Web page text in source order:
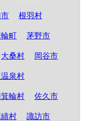
根羽村
町 茅野市
大桑村 岡谷市
泉村
輪村 佐久市
村 諏訪市